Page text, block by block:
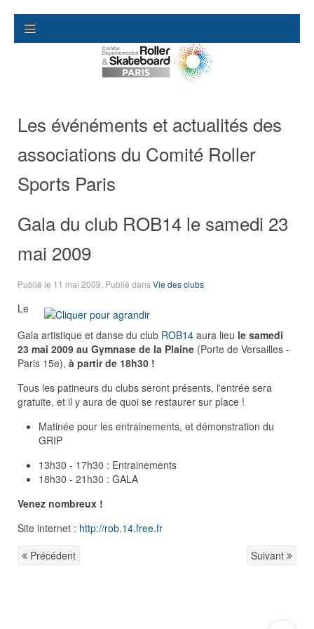
Les événéments et actualités des
associations du Comité Roller
Sports Paris
Gala du club ROB14 le samedi 23
mai 2009
Publié le 11 mai 2009 . Publié dansVie des clubs
Le
Gala artistique et danse du club ROB14 aura lieu le samedi
23 mai 2009 au Gymnase de la Plaine (Porte de Versailles -
Paris 15e), à partir de 18h30 !
Tous les patineurs du clubs seront présents, l'entrée sera
gratuite, et il y aura de quoi se restaurer sur place !
Matinée pour les entrainements, et démonstration du
GRIP
13h30 - 17h30 : Entrainements
18h30 - 21h30 : GALA
Venez nombreux !
Site internet : http://rob.14.free.fr
Précédent
Suivant